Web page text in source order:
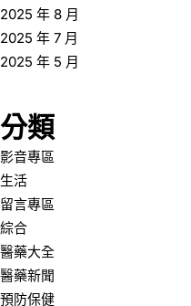
2025 年 8 月
2025 年 7 月
2025 年 5 月
分類
影音專區
生活
留言專區
綜合
醫藥大全
醫藥新聞
預防保健